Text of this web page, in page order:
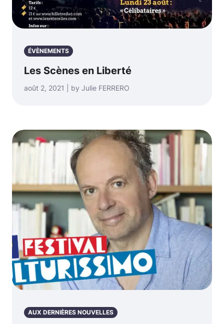
ÉVÈNEMENTS
Les Scènes en Liberté
août 2, 2021 | by Julie FERRERO
AUX DERNIÈRES NOUVELLES